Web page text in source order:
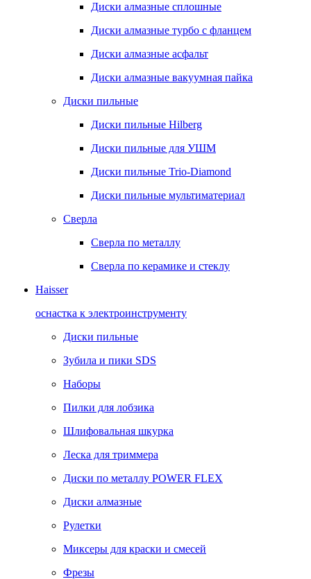
Диски алмазные сплошные
Диски алмазные турбо с фланцем
Диски алмазные асфальт
Диски алмазные вакуумная пайка
Диски пильные
Диски пильные Hilberg
Диски пильные для УШМ
Диски пильные Trio-Diamond
Диски пильные мультиматериал
Сверла
Сверла по металлу
Сверла по керамике и стеклу
Haisser
оснастка к электроинструменту
Диски пильные
Зубила и пики SDS
Наборы
Пилки для лобзика
Шлифовальная шкурка
Леска для триммера
Диски по металлу POWER FLEX
Диски алмазные
Рулетки
Миксеры для краски и смесей
Фрезы